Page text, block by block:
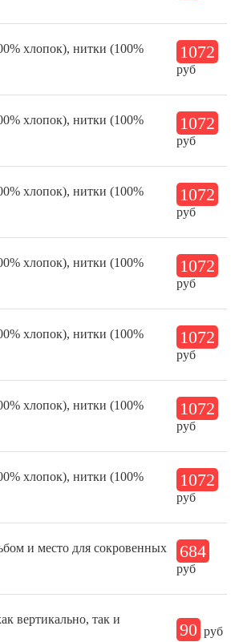
хлопок), нитки (100%
1072
руб
хлопок), нитки (100%
1072
руб
хлопок), нитки (100%
1072
руб
хлопок), нитки (100%
1072
руб
хлопок), нитки (100%
1072
руб
хлопок), нитки (100%
1072
руб
хлопок), нитки (100%
1072
руб
и место для сокровенных
684
руб
вертикально, так и
90 руб